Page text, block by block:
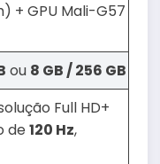
+ GPU Mali-G57
ou 8 GB / 256 GB
Full HD+
de 120 Hz,